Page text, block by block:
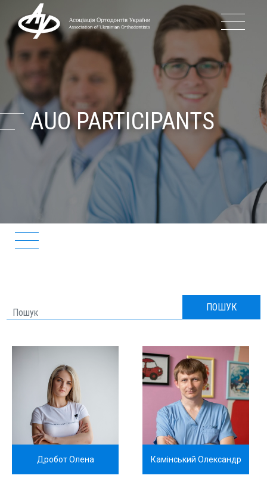
ABOUT
HISTORY OF AUO
GOVERNANCE OF AUO
EVENTS
FOR PACIENTS
AUO PARTICIPANTS
AUO PARTICIPANTS
ПОШУК
Дробот Олена Камінський Олександр